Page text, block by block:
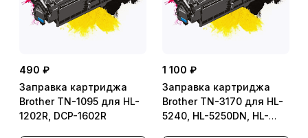
490 ₽
Заправка картриджа
Brother TN-1095 для HL-
1202R, DCP-1602R
1 100 ₽
Заправка картриджа
Brother TN-3170 для HL-
5240, HL-5250DN, HL-